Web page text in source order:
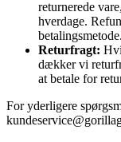
returnerede
hverdage.
betalingsmetode.
Returfragt:
dækker vi
at betale for
For yderligere